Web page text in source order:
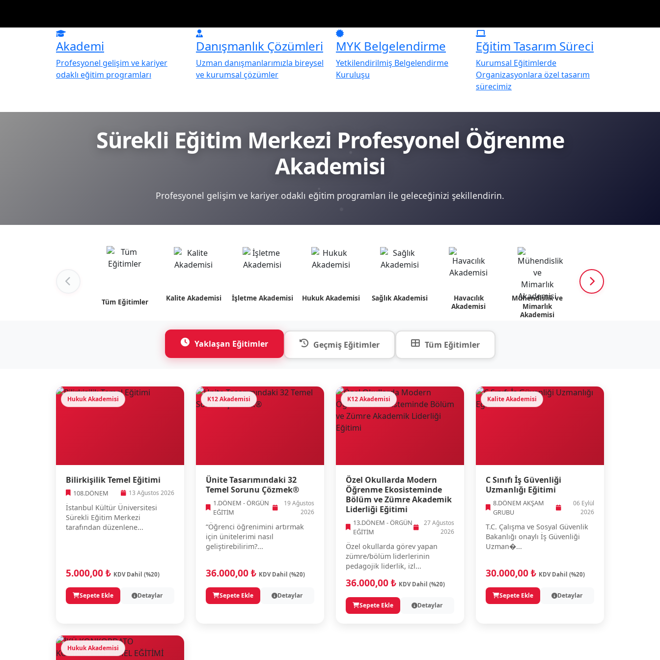
Akademi
Profesyonel gelişim ve kariyer
odaklı eğitim programları
Danışmanlık Çözümleri
Uzman danışmanlarımızla bireysel
ve kurumsal çözümler
MYK Belgelendirme
Yetkilendirilmiş Belgelendirme
Kuruluşu
Eğitim Tasarım Süreci
Kurumsal Eğitimlerde
Organizasyonlara özel tasarım
sürecimiz
Sürekli Eğitim Merkezi Profesyonel Öğrenme
Akademisi
Profesyonel gelişim ve kariyer odaklı eğitim programları ile geleceğinizi şekillendirin.
Tüm Eğitimler Kalite Akademisi İşletme Akademisi Hukuk Akademisi Sağlık Akademisi
Havacılık
Akademisi
Mühendislik ve
Mimarlık
Akademisi
Yaklaşan Eğitimler Geçmiş Eğitimler Tüm Eğitimler
Hukuk Akademisi
Bilirkişilik Temel Eğitimi
108.DÖNEM 13 Ağustos 2026
İstanbul Kültür Üniversitesi
Sürekli Eğitim Merkezi
tarafından düzenlene...
5.000,00 ₺ KDV Dahil (%20)
Sepete Ekle Detaylar
K12 Akademisi
Ünite Tasarımındaki 32
Temel Sorunu Çözmek®
1.DÖNEM - ÖRGÜN
EĞİTİM
19 Ağustos
2026
“Öğrenci öğrenimini artırmak
için ünitelerimi nasıl
geliştirebilirim?...
36.000,00 ₺ KDV Dahil (%20)
Sepete Ekle Detaylar
K12 Akademisi
Özel Okullarda Modern
Öğrenme Ekosisteminde
Bölüm ve Zümre Akademik
Liderliği Eğitimi
13.DÖNEM - ÖRGÜN
EĞİTİM
27 Ağustos
2026
Özel okullarda görev yapan
zümre/bölüm liderlerinin
pedagojik liderlik, izl...
36.000,00 ₺ KDV Dahil (%20)
Sepete Ekle Detaylar
Kalite Akademisi
C Sınıfı İş Güvenliği
Uzmanlığı Eğitimi
8.DÖNEM AKŞAM
GRUBU
06 Eylül
2026
T.C. Çalışma ve Sosyal Güvenlik
Bakanlığı onaylı İş Güvenliği
Uzman�...
30.000,00 ₺ KDV Dahil (%20)
Sepete Ekle Detaylar
Hukuk Akademisi